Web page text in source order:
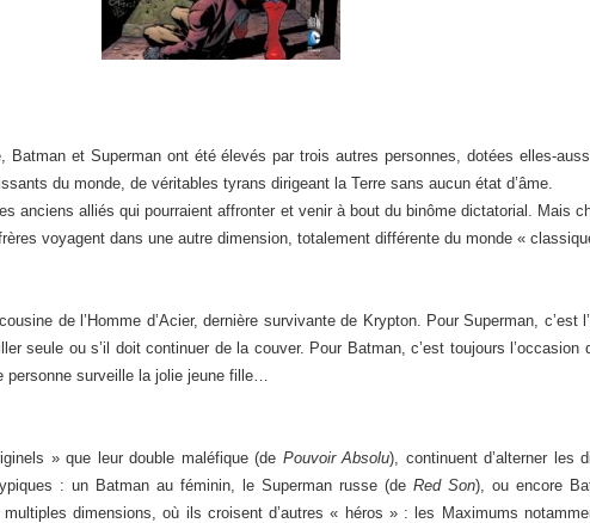
Batman et Superman ont été élevés par trois autres personnes, dotées elles-
du monde, de véritables tyrans dirigeant la Terre sans aucun état d’âme.
anciens alliés qui pourraient affronter et venir à bout du binôme dictatorial. Mais
voyagent dans une autre dimension, totalement différente du monde «
de l’Homme d’Acier, dernière survivante de Krypton. Pour Superman, c’est
seule ou s’il doit continuer de la couver. Pour Batman, c’est toujours
personne surveille la jolie jeune fille…
» que leur double maléfique (de Pouvoir Absolu), continuent d’alterner les
: un Batman au féminin, le Superman russe (de Red Son), ou encore
dimensions, où ils croisent d’autres « héros » : les Maximums